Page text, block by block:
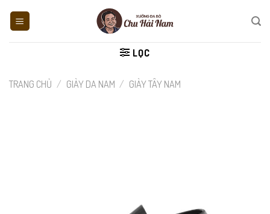
LỌC
TRANG CHỦ / GIÀY DA NAM / GIÀY TÂY NAM